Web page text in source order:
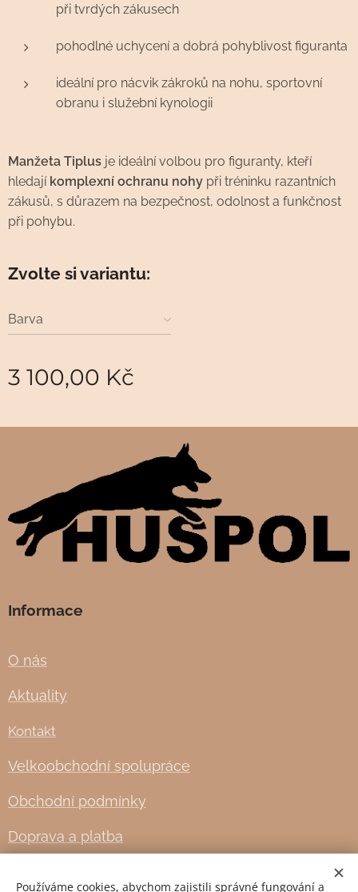
při tvrdých zákusech
pohodlné uchycení a dobrá pohyblivost figuranta
ideální pro nácvik zákroků na nohu, sportovní
obranu i služební kynologii
Manžeta Tiplus je ideální volbou pro figuranty, kteří
hledají komplexní ochranu nohy při tréninku razantních
zákusů, s důrazem na bezpečnost, odolnost a funkčnost
při pohybu.
Zvolte si variantu:
Barva
3 100,00 Kč
Informace
O nás
Aktuality
Kontakt
Velkoobchodní spolupráce
Obchodní podmínky
Doprava a platba
Používáme cookies, abychom zajistili správné fungování a